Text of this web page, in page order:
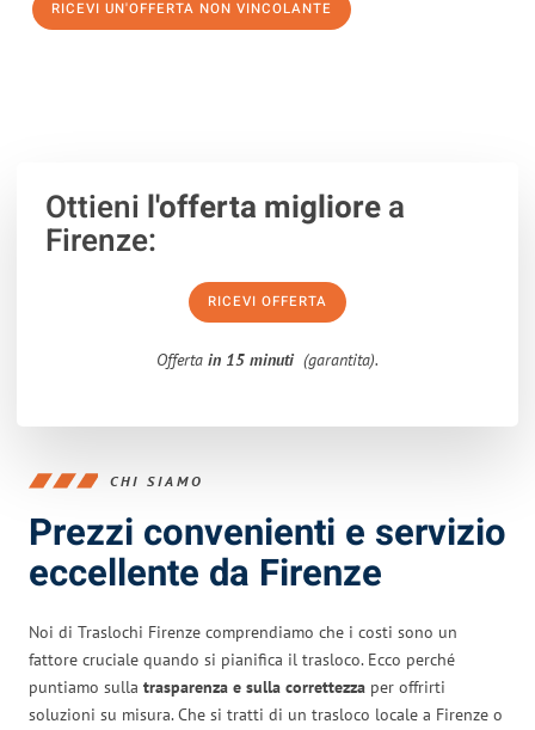
RICEVI UN'OFFERTA NON VINCOLANTE
Ottieni l'offerta migliorea
Firenze:
RICEVI OFFERTA
Offerta in 15 minuti (garantita).
CHI SIAMO
Prezzi convenienti e servizio
eccellente da Firenze
Noi di Traslochi Firenze comprendiamo che i costi sono un
fattore cruciale quando si pianifica il trasloco. Ecco perché
puntiamo sulla trasparenza e sulla correttezza per offrirti
soluzioni su misura. Che si tratti di un trasloco locale a Firenze o